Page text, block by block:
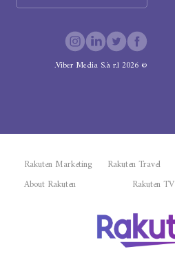
©
2026
Viber Media S.à r.l.
Rakuten Travel
Rakuten Marketing
Rakuten TV
About Rakuten